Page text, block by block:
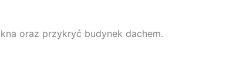
oraz przykryć budynek dachem.